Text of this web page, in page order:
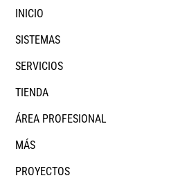
INICIO
SISTEMAS
SERVICIOS
TIENDA
ÁREA PROFESIONAL
MÁS
PROYECTOS